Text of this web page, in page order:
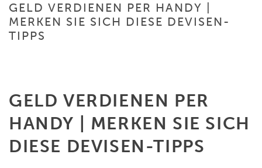
GELD VERDIENEN PER HANDY |
MERKEN SIE SICH DIESE DEVISEN-
TIPPS
GELD VERDIENEN PER
HANDY | MERKEN SIE SICH
DIESE DEVISEN-TIPPS